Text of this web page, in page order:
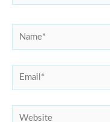
Name*
Email*
Website